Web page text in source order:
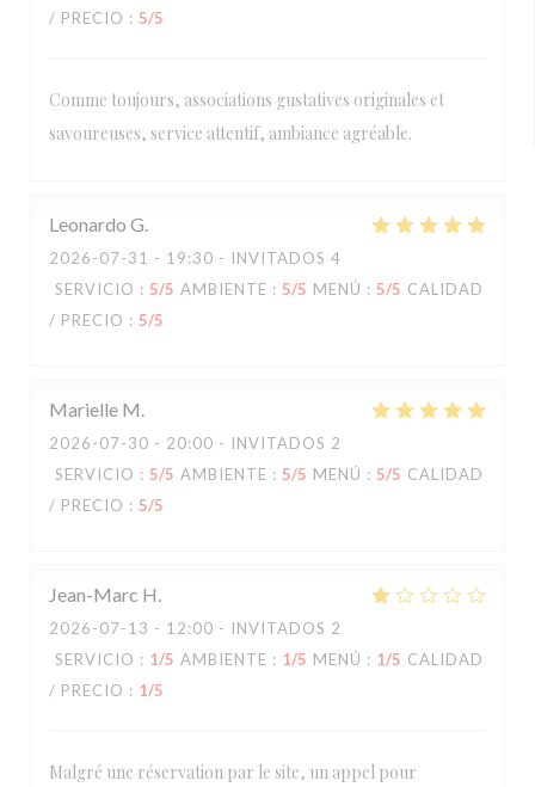
/ PRECIO : 5/5
Comme toujours, associations gustatives originales et
savoureuses, service attentif, ambiance agréable.
Leonardo G
2026-07-31 - 19:30 - INVITADOS 4
SERVICIO : 5/5 AMBIENTE : 5/5 MENÚ : 5/5 CALIDAD
/ PRECIO : 5/5
Marielle M
2026-07-30 - 20:00 - INVITADOS 2
SERVICIO : 5/5 AMBIENTE : 5/5 MENÚ : 5/5 CALIDAD
/ PRECIO : 5/5
Jean-Marc H
2026-07-13 - 12:00 - INVITADOS 2
SERVICIO : 1/5 AMBIENTE : 1/5 MENÚ : 1/5 CALIDAD
/ PRECIO : 1/5
Malgré une réservation par le site, un appel pour